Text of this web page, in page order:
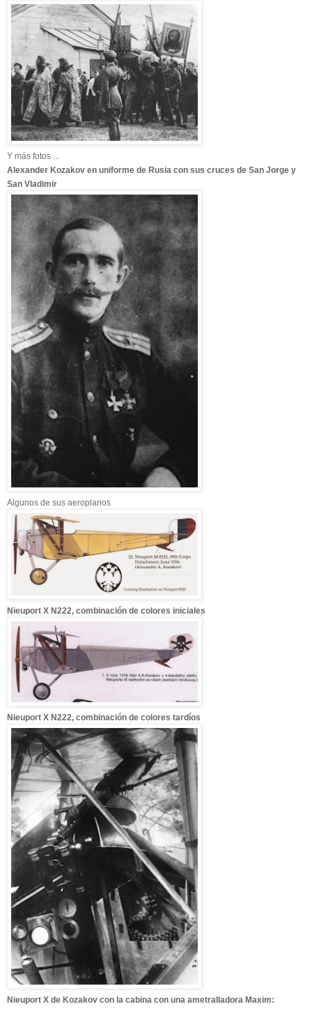
Y más fotos ...
Alexander Kozakov en uniforme de Rusia con sus cruces de San Jorge y
San Vladimir
Algunos de sus aeroplanos
Nieuport X N222, combinación de colores iniciales
Nieuport X N222, combinación de colores tardíos
Nieuport X de Kozakov con la cabina con una ametralladora Maxim: